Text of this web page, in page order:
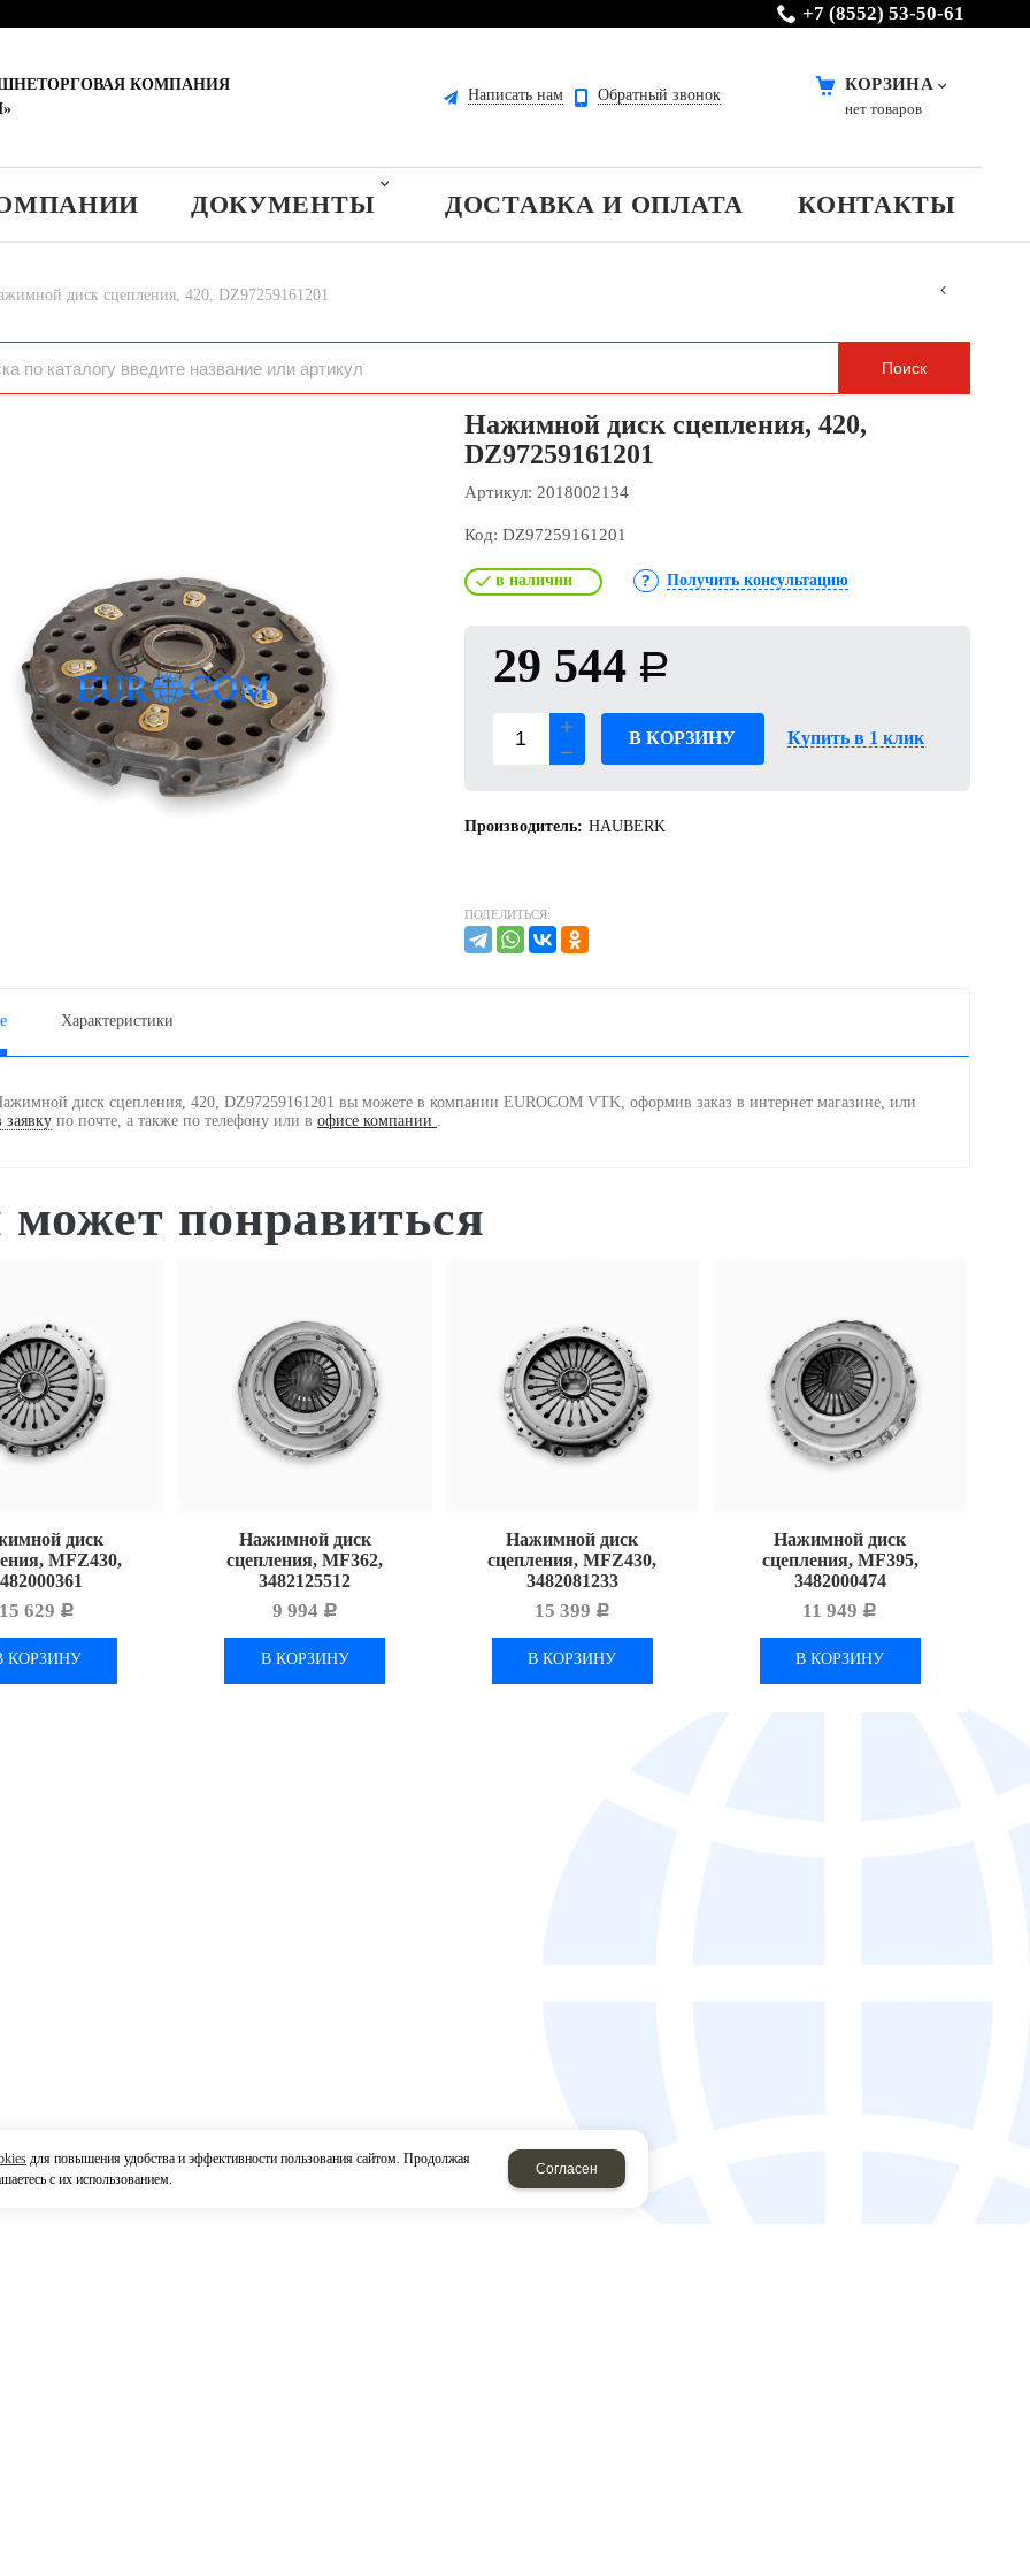
+7 (8552) 53-50-61
КОМПАНИЯ
Написать нам Обратный звонок
КОРЗИНА
нет товаров
ДОКУМЕНТЫ ДОСТАВКА И ОПЛАТА КОНТАКТЫ
диск сцепления, 420, DZ97259161201
Нажимной диск сцепления, 420,
DZ97259161201
Артикул: 2018002134
Код: DZ97259161201
в наличии Получить консультацию
29 544 Р
В КОРЗИНУ Купить в 1 клик
Производитель: HAUBERK
ПОДЕЛИТЬСЯ:
Характеристики
диск сцепления, 420, DZ97259161201 вы можете в компании EUROCOM VTK, оформив заказ в интернет магазине, или
заявку по почте, а также по телефону или в офисе компании .
понравиться
диск
MFZ430,
15 629 Р
КОРЗИНУ
Нажимной диск
сцепления, MF362,
3482125512
9 994 Р
В КОРЗИНУ
Нажимной диск
сцепления, MFZ430,
3482081233
15 399 Р
В КОРЗИНУ
Нажимной диск
сцепления, MF395,
3482000474
11 949 Р
В КОРЗИНУ
для повышения удобства и эффективности пользования сайтом. Продолжая
с их использованием.
Согласен